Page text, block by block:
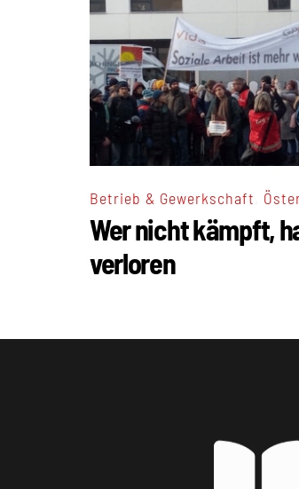
Betrieb & Gewerkschaft
Wer nicht kämpft,
verloren